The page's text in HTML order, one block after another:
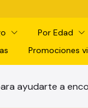
Por Edad
Promociones
ayudarte a